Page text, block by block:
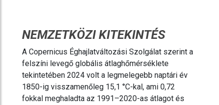
NEMZETKÖZI KITEKINTÉS
A Copernicus Éghajlatváltozási Szolgálat szerint a
felszíni levegő globális átlaghőmérséklete
tekintetében 2024 volt a legmelegebb naptári év
1850-ig visszamenőleg 15,1 °C-kal, ami 0,72
fokkal meghaladta az 1991–2020-as átlagot és